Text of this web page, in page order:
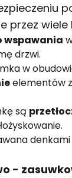
przez wiele
wspawania
drzwi.
w
elementów
są
-